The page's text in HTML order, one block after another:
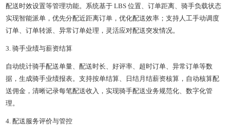
配送时效设置等管理功能。系统基于 LBS 位置、订单距离、骑手负载状态
实现智能派单，优先分配近距离订单，优化配送效率；支持人工手动调度
订单、订单转派、异常订单处理，灵活应对配送突发情况。
3. 骑手业绩与薪资结算
自动统计骑手配送单量、配送时长、好评率、超时订单、异常订单等数
据，生成骑手业绩报表。支持按单结算、日结月结薪资核算，自动核算配
送佣金，清晰记录每笔配送收入，实现骑手配送业务规范化、数字化管
理。
4. 配送服务评价与管控